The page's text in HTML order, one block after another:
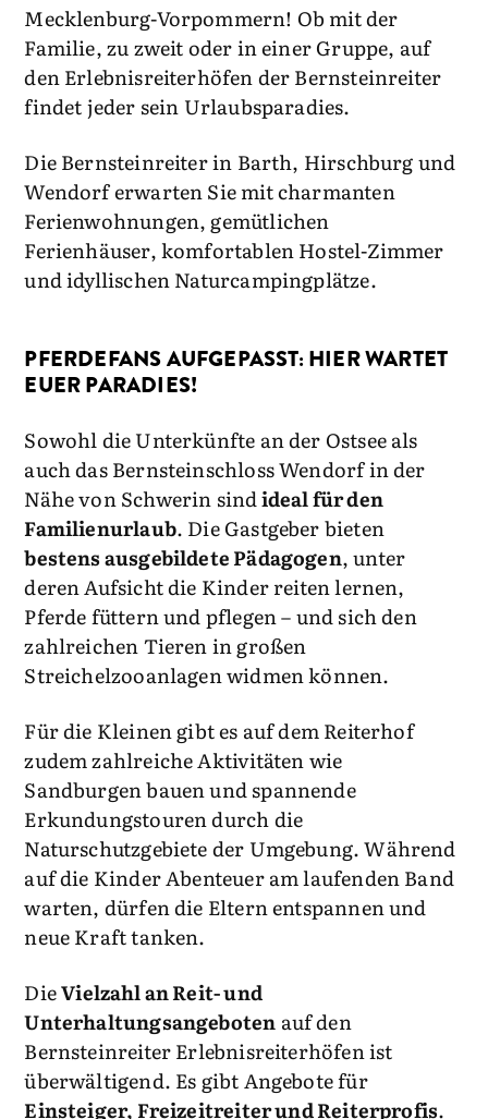
Mecklenburg-Vorpommern! Ob mit der
Familie, zu zweit oder in einer Gruppe, auf
den Erlebnisreiterhöfen der Bernsteinreiter
findet jeder sein Urlaubsparadies.
Die Bernsteinreiter in Barth, Hirschburg und
Wendorf erwarten Sie mit charmanten
Ferienwohnungen, gemütlichen
Ferienhäuser, komfortablen Hostel-Zimmer
und idyllischen Naturcampingplätze.
PFERDEFANS AUFGEPASST: HIER WARTET
EUER PARADIES!
Sowohl die Unterkünfte an der Ostsee als
auch das Bernsteinschloss Wendorf in der
Nähe von Schwerin sindideal für den
Familienurlaub. Die Gastgeber bieten
bestens ausgebildete Pädagogen, unter
deren Aufsicht die Kinder reiten lernen,
Pferde füttern und pflegen – und sich den
zahlreichen Tieren in großen
Streichelzooanlagen widmen können.
Für die Kleinen gibt es auf dem Reiterhof
zudem zahlreiche Aktivitäten wie
Sandburgen bauen und spannende
Erkundungstouren durch die
Naturschutzgebiete der Umgebung. Während
auf die Kinder Abenteuer am laufenden Band
warten, dürfen die Eltern entspannen und
neue Kraft tanken.
DieVielzahl an Reit- und
Unterhaltungsangeboten auf den
Bernsteinreiter Erlebnisreiterhöfen ist
überwältigend. Es gibt Angebote für
Einsteiger, Freizeitreiter und Reiterprofis.